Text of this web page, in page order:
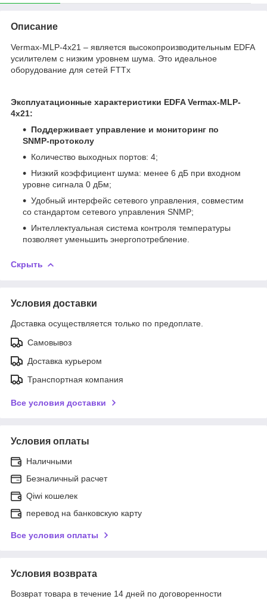
Описание
Vermax-MLP-4x21 – является высокопроизводительным EDFA
усилителем с низким уровнем шума. Это идеальное
оборудование для сетей FTTx
Эксплуатационные характеристики EDFA Vermax-MLP-
4x21:
Поддерживает управление и мониторинг по
SNMP-протоколу
Количество выходных портов: 4;
Низкий коэффициент шума: менее 6 дБ при входном
уровне сигнала 0 дБм;
Удобный интерфейс сетевого управления, совместим
со стандартом сетевого управления SNMP;
Интеллектуальная система контроля температуры
позволяет уменьшить энергопотребление.
Скрыть
Условия доставки
Доставка осуществляется только по предоплате.
Самовывоз
Доставка курьером
Транспортная компания
Все условия доставки
Условия оплаты
Наличными
Безналичный расчет
Qiwi кошелек
перевод на банковскую карту
Все условия оплаты
Условия возврата
Возврат товара в течение 14 дней по договоренности